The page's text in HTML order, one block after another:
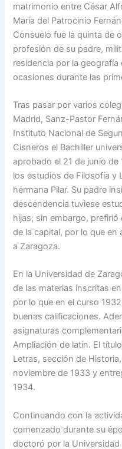
matrimonio entre César
María del Patrocinio
Consuelo fue la quinta de
profesión de su padre,
residencia por la
ocasiones durante las
Tras pasar por varios
Madrid, Sanz-Pastor
Instituto Nacional de
Cisneros el Bachiller
aprobado el 21 de junio
los estudios de Filosofía y
hermana Pilar. Su padre
descendencia tuviese
hijas; sin embargo, prefirió
de la capital, por lo que en
a Zaragoza.
En la Universidad de
de las materias inscritas
por lo que en el curso
buenas calificaciones.
asignaturas
Ampliación de latín. El
Letras, sección de
noviembre de 1933 y
1934.
Continuando con la
comenzado durante su
doctoró por la